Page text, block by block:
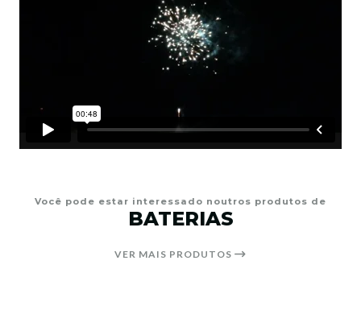
Você pode estar interessado noutros produtos de
BATERIAS
VER MAIS PRODUTOS